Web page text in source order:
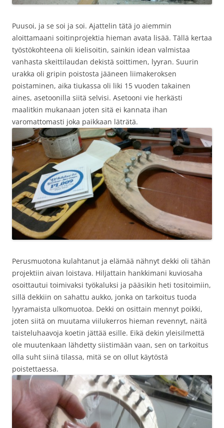
Puusoi, ja se soi ja soi. Ajattelin tätä jo aiemmin
aloittamaani soitinprojektia hieman avata lisää. Tällä kertaa
työstökohteena oli kielisoitin, sainkin idean valmistaa
vanhasta skeittilaudan dekistä soittimen, lyyran. Suurin
urakka oli gripin poistosta jääneen liimakeroksen
poistaminen, aika tiukassa oli liki 15 vuoden takainen
aines, asetoonilla siitä selvisi. Asetooni vie herkästi
maalitkin mukanaan joten sitä ei kannata ihan
varomattomasti joka paikkaan läträtä.
Perusmuotona kulahtanut ja elämää nähnyt dekki oli tähän
projektiin aivan loistava. Hiljattain hankkimani kuviosaha
osoittautui toimivaksi työkaluksi ja pääsikin heti tositoimiin,
sillä dekkiin on sahattu aukko, jonka on tarkoitus tuoda
lyyramaista ulkomuotoa. Dekki on osittain mennyt poikki,
joten siitä on muutama viilukerros hieman revennyt, näitä
taisteluhaavoja koetin jättää esille. Eikä dekin yleisilmettä
ole muutenkaan lähdetty siistimään vaan, sen on tarkoitus
olla suht siinä tilassa, mitä se on ollut käytöstä
poistettaessa.